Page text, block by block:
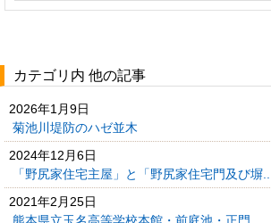
カテゴリ内 他の記事
2026年1月9日
菊池川堤防のハゼ並木
2024年12月6日
「野尻家住宅主屋」と「野尻家住宅門及び塀...
2021年2月25日